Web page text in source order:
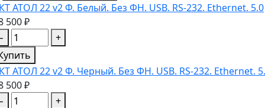
АТОЛ 22 v2 Ф. Белый. Без ФН. USB. RS-232. Ethernet. 5.0
500 ₽
+
АТОЛ 22 v2 Ф. Черный. Без ФН. USB. RS-232. Ethernet.
500 ₽
+